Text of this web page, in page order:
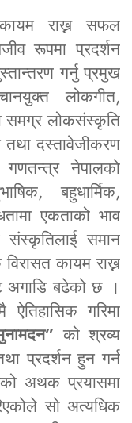
राख्न सफल
रूपमा प्रदर्शन
गर्नु प्रमुख
लोकगीत,
समग्र लोकसंस्कृति
तथा दस्तावेजीकरण
गणतन्त्र नेपालको
बहुधार्मिक,
एकताको भाव
संस्कृतिलाई समान
कायम राख्न
अगाडि बढेको छ ।
गरिमा
को श्रव्य
प्रदर्शन हुन गर्न
अथक प्रयासमा
सो अत्यधिक